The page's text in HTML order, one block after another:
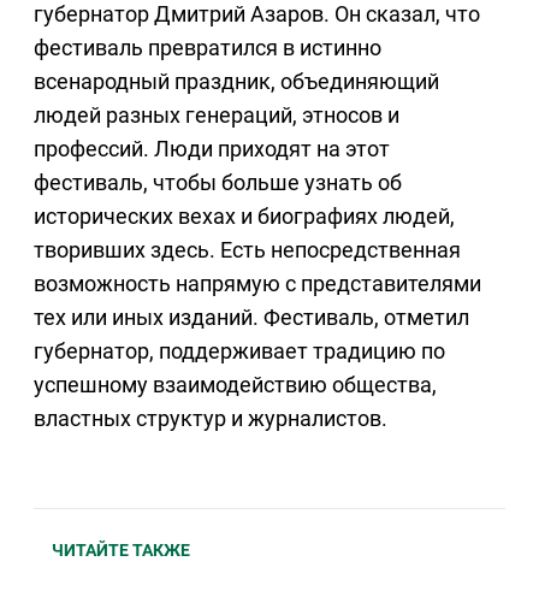
губернатор Дмитрий Азаров. Он сказал, что
фестиваль превратился в истинно
всенародный праздник, объединяющий
людей разных генераций, этносов и
профессий. Люди приходят на этот
фестиваль, чтобы больше узнать об
исторических вехах и биографиях людей,
творивших здесь. Есть непосредственная
возможность напрямую с представителями
тех или иных изданий. Фестиваль, отметил
губернатор, поддерживает традицию по
успешному взаимодействию общества,
властных структур и журналистов.
ЧИТАЙТЕ ТАКЖЕ